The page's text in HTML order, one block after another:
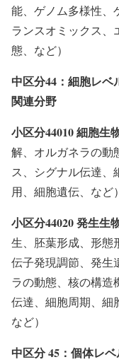
能、ゲノム多様性、
ランスオミックス、
態、など）
中区分44：細胞レ
関連分野
小区分44010 細胞生
解、オルガネラの動
ス、シグナル伝達、
用、細胞遺伝、など）
小区分44020 発生生
生、胚葉形成、形態
伝子発現調節、発生
ラの動態、核の構造
伝達、細胞周期、細
など）
中区分 45：個体レ